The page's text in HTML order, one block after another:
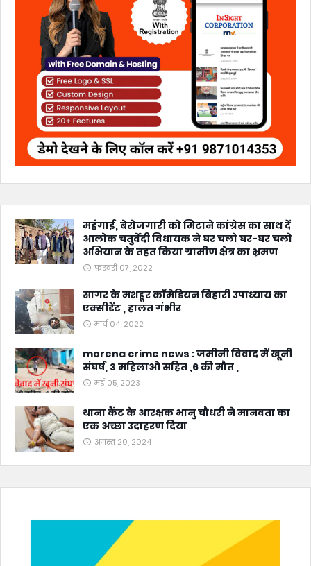
महंगाई, बेरोजगारी को मिटाने कांग्रेस का साथ दें
आलोक चतुर्वेदी विधायक ने घर चलो घर-घर चलो
अभियान के तहत किया ग्रामीण क्षेत्र का भ्रमण
फ़रवरी 07, 2022
सागर के मशहूर कॉमेडियन बिहारी उपाध्याय का
एक्सीडेंट , हालत गंभीर
मार्च 04, 2022
morena crime news : जमीनी विवाद में खूनी
संघर्ष, 3 महिलाओ सहित ,6 की मौत ,
मई 05, 2023
थाना कैंट के आरक्षक भानु चौधरी ने मानवता का
एक अच्छा उदाहरण दिया
अगस्त 20, 2024